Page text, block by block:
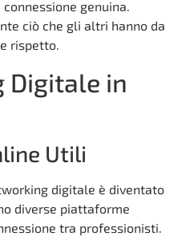
genuina.
ciò che gli altri hanno da
rispetto.
Digitale in
Utili
digitale è diventato
diverse piattaforme
tra professionisti.